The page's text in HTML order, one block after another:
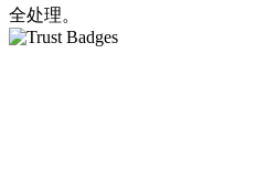
全处理。